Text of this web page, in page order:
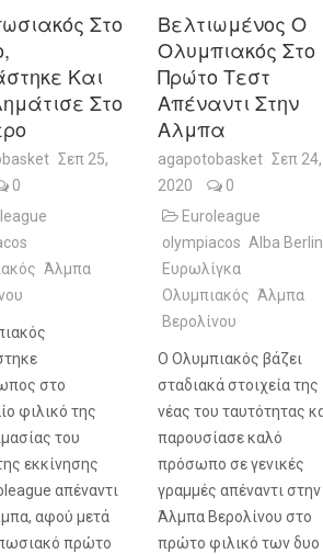
Στο
Και
Στο
Σεπ 25,
0
Άλμπα
στο
φιλικό της
του
εκκίνησης
απέναντι
αφού μετά
πρώτο
Βελτιωμένος Ο
Ολυμπιακός Στο
Πρώτο Τεστ
Απέναντι Στην
Αλμπα
agapotobasket Σεπ 24,
2020
0
Euroleague
olympiacos Alba Berlin
Ευρωλίγκα
Ολυμπιακός Άλμπα
Βερολίνου
Ο Ολυμπιακός βάζει
σταδιακά στοιχεία της
νέας του ταυτότητας
παρουσίασε καλό
πρόσωπο σε γενικές
γραμμές απέναντι στην
Άλμπα Βερολίνου στο
πρώτο φιλικό των δυο